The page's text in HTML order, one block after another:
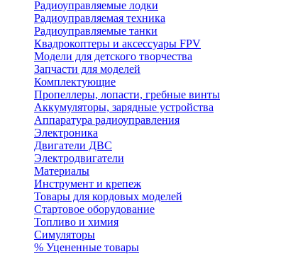
Радиоуправляемые лодки
Радиоуправляемая техника
Радиоуправляемые танки
Квадрокоптеры и аксессуары FPV
Модели для детского творчества
Запчасти для моделей
Комплектующие
Пропеллеры, лопасти, гребные винты
Аккумуляторы, зарядные устройства
Аппаратура радиоуправления
Электроника
Двигатели ДВС
Электродвигатели
Материалы
Инструмент и крепеж
Товары для кордовых моделей
Стартовое оборудование
Топливо и химия
Симуляторы
% Уцененные товары